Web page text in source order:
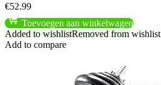
€52.99
Toevoegen aan winkelwagen
Added to wishlistRemoved from wishlist
Add to compare